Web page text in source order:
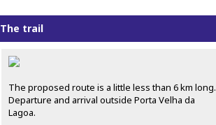
trail
The proposed route is a little less than 6 km long.
Departure and arrival outside Porta Velha da
Lagoa.